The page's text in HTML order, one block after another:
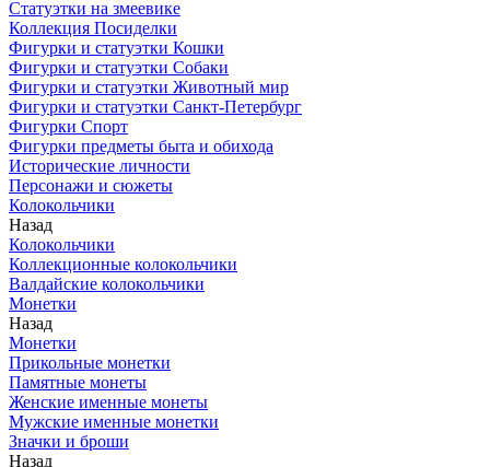
Статуэтки на змеевике
Коллекция Посиделки
Фигурки и статуэтки Кошки
Фигурки и статуэтки Собаки
Фигурки и статуэтки Животный мир
Фигурки и статуэтки Санкт-Петербург
Фигурки Спорт
Фигурки предметы быта и обихода
Исторические личности
Персонажи и сюжеты
Колокольчики
Назад
Колокольчики
Коллекционные колокольчики
Валдайские колокольчики
Монетки
Назад
Монетки
Прикольные монетки
Памятные монеты
Женские именные монеты
Мужские именные монетки
Значки и броши
Назад